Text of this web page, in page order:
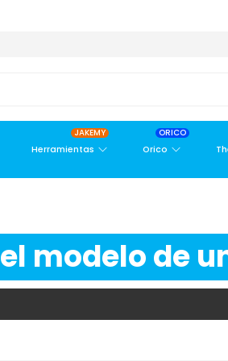
Herramientas
JAKEMY
Orico
ORICO
modelo de